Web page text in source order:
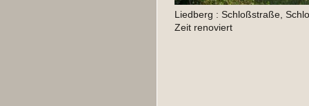
Liedberg : Schloßstraße,
Zeit renoviert